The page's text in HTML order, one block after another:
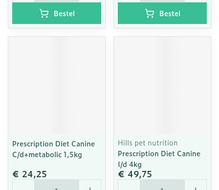
Bestel Bestel
Prescription Diet Canine
C/d+metabolic 1,5kg
€ 24,25
Aantal
Hills pet nutrition
Prescription Diet Canine
I/d 4kg
€ 49,75
Aantal